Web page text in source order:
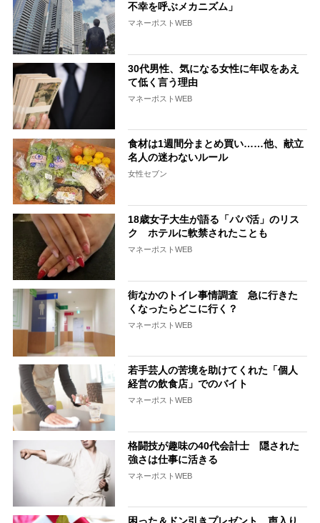
不幸を呼ぶメカニズム」
マネーポストWEB
30代男性、気になる女性に年収をあえ
て低く言う理由
マネーポストWEB
食材は1週間分まとめ買い……他、献立
名人の迷わないルール
女性セブン
18歳女子大生が語る「パパ活」のリス
ク ホテルに軟禁されたことも
マネーポストWEB
街なかのトイレ事情調査 急に行きた
くなったらどこに行く？
マネーポストWEB
若手芸人の苦境を助けてくれた「個人
経営の飲食店」でのバイト
マネーポストWEB
格闘技が趣味の40代会計士 隠された
強さは仕事に活きる
マネーポストWEB